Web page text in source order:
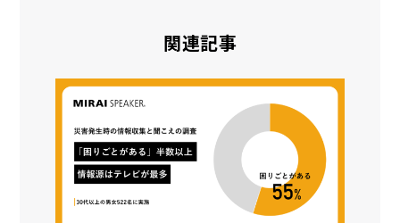
関連記事